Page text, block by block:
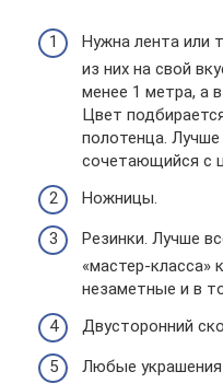
Нужна лента или
из них на свой
менее 1 метра, а
Цвет
полотенца.
сочетающийся с
Ножницы.
Резинки. Лучше
«мастер-класса»
незаметные и в
Двусторонний
Любые